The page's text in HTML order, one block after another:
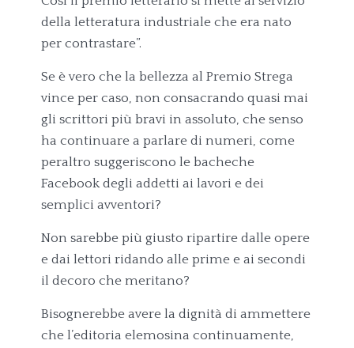
della letteratura industriale che era nato
per contrastare”.
Se è vero che la bellezza al Premio Strega
vince per caso, non consacrando quasi mai
gli scrittori più bravi in assoluto, che senso
ha continuare a parlare di numeri, come
peraltro suggeriscono le bacheche
Facebook degli addetti ai lavori e dei
semplici avventori?
Non sarebbe più giusto ripartire dalle opere
e dai lettori ridando alle prime e ai secondi
il decoro che meritano?
Bisognerebbe avere la dignità di ammettere
che l’editoria elemosina continuamente,